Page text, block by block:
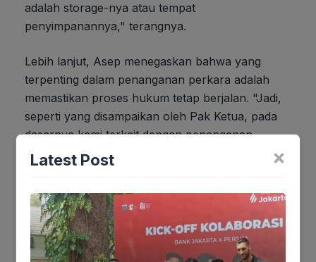
adalah storage-nya atau tempat
penyimpanannya," terangnya.
Lebih lanjut, Asep menegaskan bahwa yang
terpenting dalam penanganan perkara adalah
memastikan proses hukum tetap berjalan. "Jadi,
seperti yang disampaikan oleh Pak Ketua, pada
dasarnya kami terkait dengan penanganan
perkara ini, yang paling penting adalah perkara
Apakah itu pihak Kejaksaan Agung ataupun KPK.
Jadi jangan sampai karena ada tarik menarik
sehingga tidak menjadi efektif dalam
penanganannya," pungkasnya.
×
Latest Post